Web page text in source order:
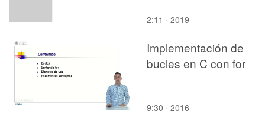
2:11 · 2019
Implementación de
bucles en C con for
9:30 · 2016